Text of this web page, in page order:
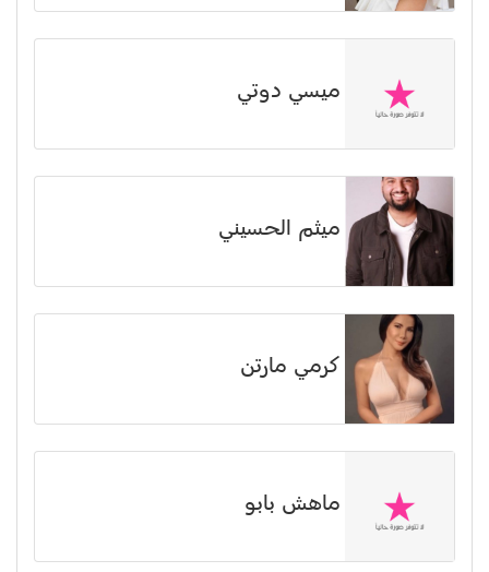
ميسي دوتي
ميثم الحسيني
كرمي مارتن
ماهش بابو